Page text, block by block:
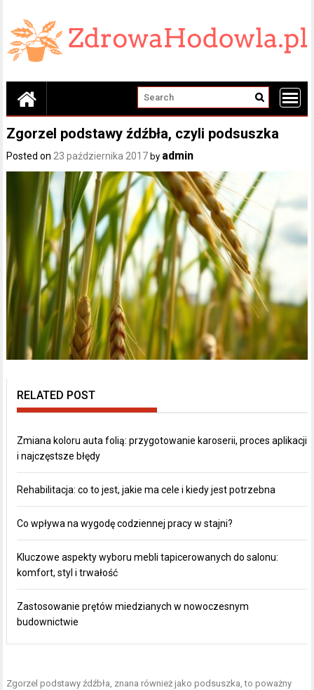
content
Zgorzel podstawy źdźbła, czyli podsuszka
Posted on23 października 2017 by admin
RELATED POST
Zmiana koloru auta folią: przygotowanie karoserii, proces aplikacji
i najczęstsze błędy
Rehabilitacja: co to jest, jakie ma cele i kiedy jest potrzebna
Co wpływa na wygodę codziennej pracy w stajni?
Kluczowe aspekty wyboru mebli tapicerowanych do salonu:
komfort, styl i trwałość
Zastosowanie prętów miedzianych w nowoczesnym
budownictwie
Zgorzel podstawy źdźbła, znana również jako podsuszka, to poważny